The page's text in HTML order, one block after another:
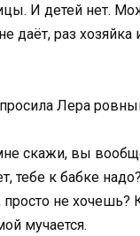
И детей нет.
даёт, раз хозяйка
Лера
скажи, вы
тебе к бабке
не хочешь?
мучается.